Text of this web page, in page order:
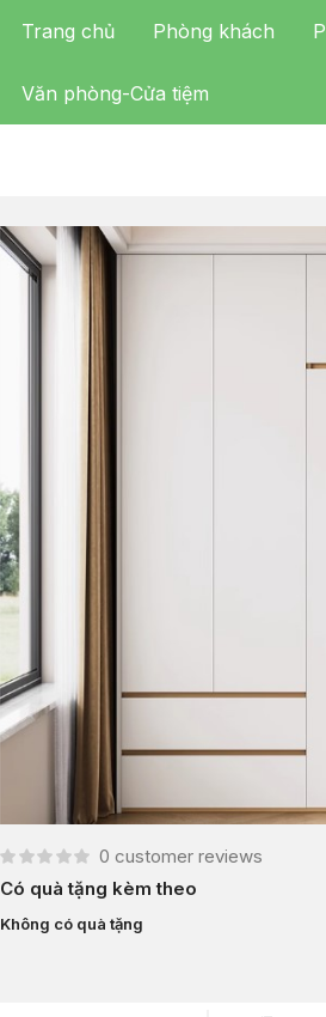
Trang chủ Phòng khách
Văn phòng-Cửa tiệm
0 customer reviews
Có quà tặng kèm theo
Không có quà tặng